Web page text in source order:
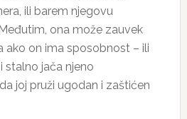
ili barem njegovu
ona može zauvek
ako on ima sposobnost – ili
stalno jača njeno
joj pruži ugodan i zaštićen